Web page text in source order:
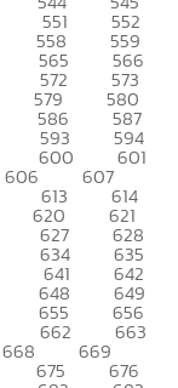
551 552
558 559
565 566
572 573
579 580
586 587
593 594
600 601
606 607
613 614
620 621
627 628
634 635
641 642
648 649
655 656
662 663
668 669
675 676